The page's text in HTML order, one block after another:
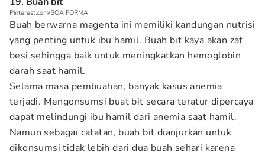
Pinterest.com/BOA FORMA
Buah berwarna magenta ini memiliki kandungan nutrisi
yang penting untuk ibu hamil. Buah bit kaya akan zat
besi sehingga baik untuk meningkatkan hemoglobin
darah saat hamil.
Selama masa pembuahan, banyak kasus anemia
terjadi. Mengonsumsi buat bit secara teratur dipercaya
dapat melindungi ibu hamil dari anemia saat hamil.
Namun sebagai catatan, buah bit dianjurkan untuk
dikonsumsi tidak lebih dari dua buah sehari karena